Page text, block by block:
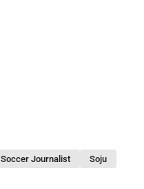
Soccer Journalist
Soju